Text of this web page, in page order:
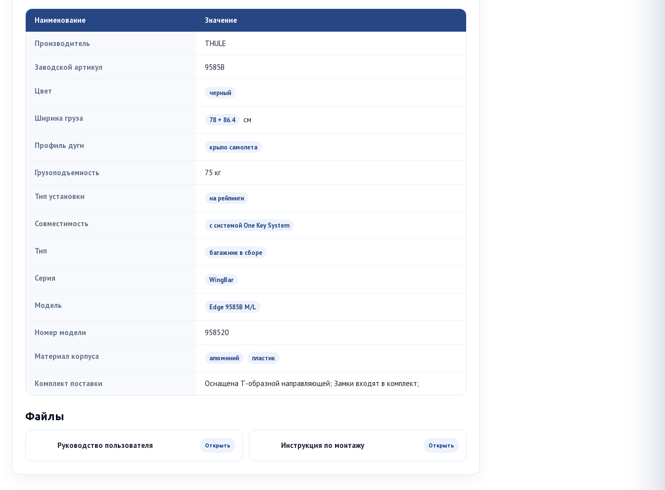
Наименование Значение
Производитель THULE
Заводской артикул 9585B
Цвет черный
Ширина груза 78 + 86.4 см
Профиль дуги крыло самолета
Грузоподъемность 75 кг
Тип установки на рейлинги
Совместимость с системой One Key System
Тип багажник в сборе
Серия WingBar
Модель Edge 9585B M/L
Номер модели 958520
Материал корпуса алюминий пластик
Комплект поставки Оснащена Т-образной направляющей; Замки входят в комплект;
Файлы
Руководство пользователя Открыть Инструкция по монтажу Открыть